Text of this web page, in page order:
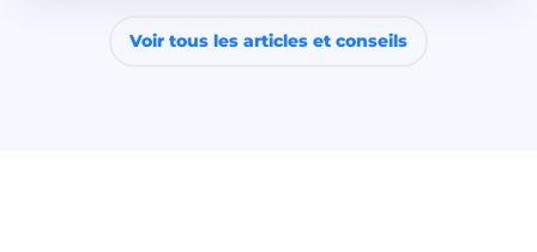
Voir tous les articles et conseils